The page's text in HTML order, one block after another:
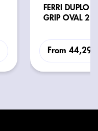
FERRI DUPLO
GRIP OVAL 2
From 44,29